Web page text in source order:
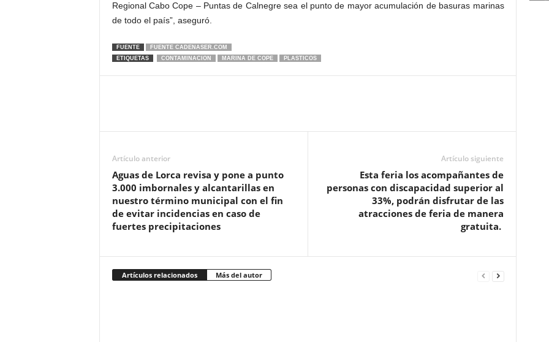
Regional Cabo Cope – Puntas de Calnegre sea el punto de mayor acumulación de basuras marinas
de todo el país”, aseguró.
FUENTE
FUENTE CADENASER.COM
ETIQUETAS
CONTAMINACION MARINA DE COPE PLASTICOS
Artículo anterior
Aguas de Lorca revisa y pone a punto
3.000 imbornales y alcantarillas en
nuestro término municipal con el fin
de evitar incidencias en caso de
fuertes precipitaciones
Artículo siguiente
Esta feria los acompañantes de
personas con discapacidad superior al
33%, podrán disfrutar de las
atracciones de feria de manera
gratuita.
Artículos relacionados Más del autor